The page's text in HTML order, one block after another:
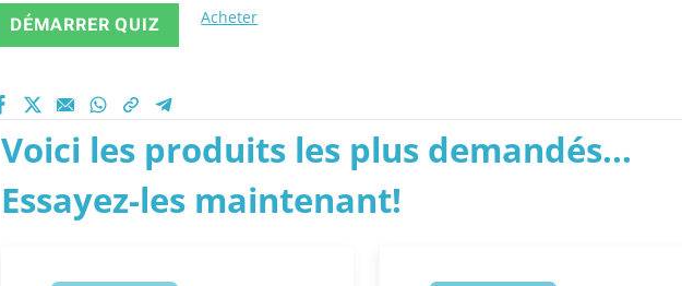
DÉMARRER QUIZ Acheter
Voici les produits les plus demandés...
Essayez-les maintenant!